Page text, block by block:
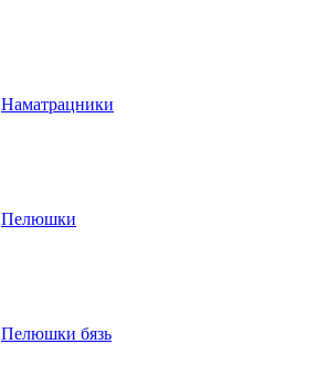
Наматрацники
Пелюшки
Пелюшки бязь